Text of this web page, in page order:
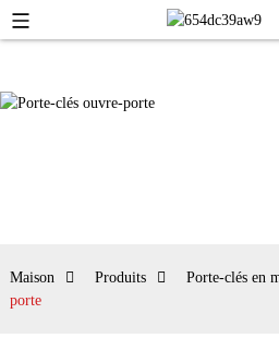
Maison Produits Porte-clés en
porte